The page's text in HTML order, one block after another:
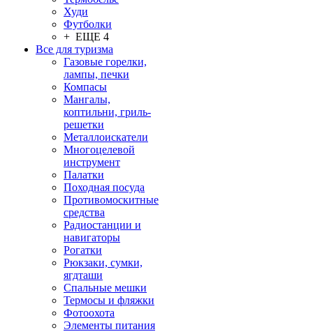
Худи
Футболки
+ ЕЩЕ 4
Все для туризма
Газовые горелки,
лампы, печки
Компасы
Мангалы,
коптильни, гриль-
решетки
Металлоискатели
Многоцелевой
инструмент
Палатки
Походная посуда
Противомоскитные
средства
Радиостанции и
навигаторы
Рогатки
Рюкзаки, сумки,
ягдташи
Спальные мешки
Термосы и фляжки
Фотоохота
Элементы питания